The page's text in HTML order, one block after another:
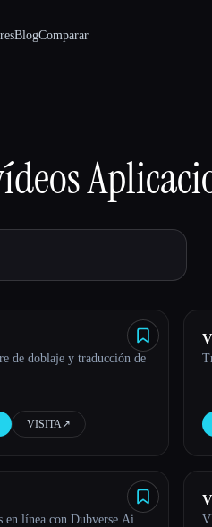
BlogComparar
de doblaje y traducción de
VISITA↗︎
en línea con Dubverse.Ai